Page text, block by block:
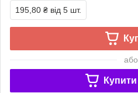
195,80 ₴ від 5 шт.
або
Купити